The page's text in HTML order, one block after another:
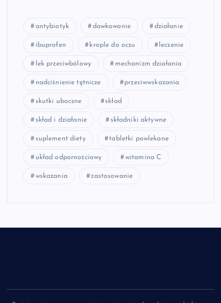
antybiotyk dawkowanie działanie
ibuprofen krople do oczu leczenie
lek przeciwbólowy mechanizm działania
nadciśnienie tętnicze przeciwwskazania
skutki uboczne skład
skład i działanie składniki aktywne
suplement diety tabletki powlekane
układ odpornościowy witamina C
wskazania zastosowanie